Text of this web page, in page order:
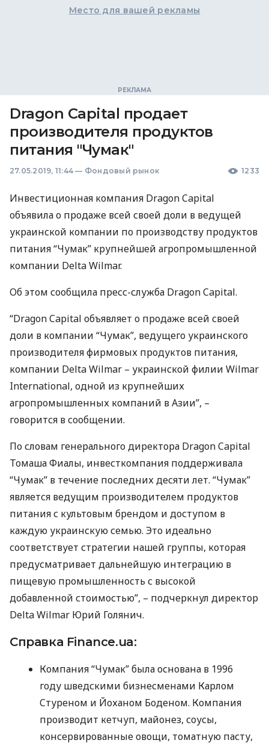
Место для вашей рекламы
Dragon Capital продает
производителя продуктов
питания "Чумак"
27.05.2019, 11:44 — Фондовый рынок 1233
Инвестиционная компания Dragon Capital
объявила о продаже всей своей доли в ведущей
украинской компании по производству продуктов
питания “Чумак” крупнейшей агропромышленной
компании Delta Wilmar.
Об этом сообщила пресс-служба Dragon Capital.
“Dragon Capital объявляет о продаже всей своей
доли в компании “Чумак”, ведущего украинского
производителя фирмовых продуктов питания,
компании Delta Wilmar – украинской филии Wilmar
International, одной из крупнейших
агропромышленных компаний в Азии”, –
говорится в сообщении.
По словам генерального директора Dragon Capital
Томаша Фиалы, инвесткомпания поддерживала
“Чумак” в течение последних десяти лет. “Чумак”
является ведущим производителем продуктов
питания с культовым брендом и доступом в
каждую украинскую семью. Это идеально
соответствует стратегии нашей группы, которая
предусматривает дальнейшую интеграцию в
пищевую промышленность с высокой
добавленной стоимостью”, – подчеркнул директор
Delta Wilmar Юрий Голянич.
Справка Finance.ua:
Компания “Чумак” была основана в 1996
году шведскими бизнесменами Карлом
Cтуреном и Йоханом Боденом. Компания
производит кетчуп, майонез, соусы,
консервированные овощи, томатную пасту,